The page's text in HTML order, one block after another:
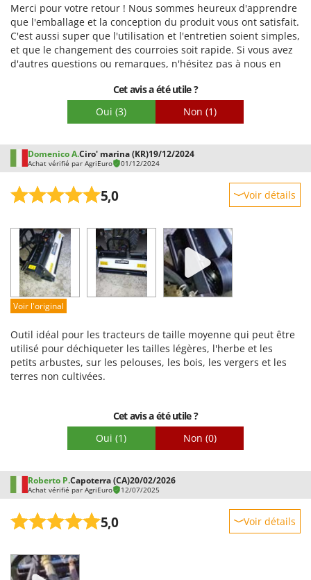
Merci pour votre retour ! Nous sommes heureux d'apprendre
que l'emballage et la conception du produit vous ont satisfait.
C'est aussi super que l'utilisation et l'entretien soient simples,
et que le changement des courroies soit rapide. Si vous avez
d'autres questions ou remarques, n'hésitez pas à nous en
Cet avis a été utile ?
Oui (3) Non (1)
Domenico A.Ciro' marina (KR)19/12/2024
Achat vérifié par AgriEuro 01/12/2024
5,0 Voir détails
Prestations
Facilité d'utilisation
Qualité / Prix
Facilité de montage
Voir l'original
Outil idéal pour les tracteurs de taille moyenne qui peut être
utilisé pour déchiqueter les tailles légères, l'herbe et les
petits arbustes, sur les pelouses, les bois, les vergers et les
terres non cultivées.
Cet avis a été utile ?
Oui (1) Non (0)
Roberto P.Capoterra (CA)20/02/2026
Achat vérifié par AgriEuro 12/07/2025
5,0 Voir détails
Prestations